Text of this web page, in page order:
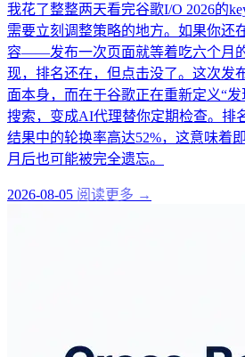
我花了整整两天看完谷歌I/O 2026的
需要立刻调整策略的地方。如果你还
容——发布一次页面就等着吃六个月
现，排名还在，但点击没了。这次发
面本身，而在于谷歌正在重新定义“
搜索，变成AI代理替你定期检查。排
结果中的轮换率高达52%，这意味着
月后也可能被完全遗忘。
2026-08-05 阅读更多 →